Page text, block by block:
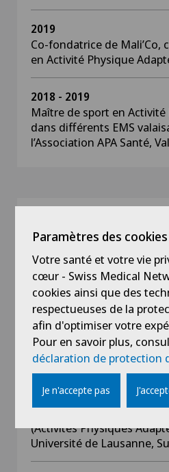
2019
Co-fondatrice de Mali’Co,
en Activité Physique
2018 - 2019
Maître de sport en
dans différents EMS
l’Association APA Santé,
Formation continue «
médullaire », organisée
2019
Formation continue «
oncologie », organisée par
Maîtrise universitaire en
Mouvement et du Sport –
(Activités Physiques
Université de Lausanne,
Paramètres des cookies
Votre santé et votre vie
cœur - Swiss Medical
cookies ainsi que des
respectueuses de la
afin d'optimiser votre
Pour en savoir plus,
déclaration de protection
Je n'accepte pas